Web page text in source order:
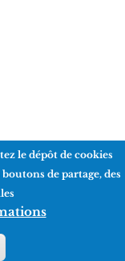
le dépôt de cookies
de partage, des